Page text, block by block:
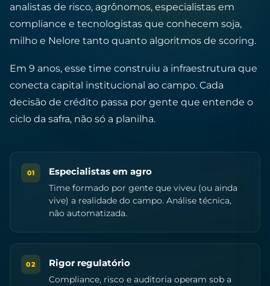
analistas de risco, agrônomos, especialistas em
compliance e tecnologistas que conhecem soja,
milho e Nelore tanto quanto algoritmos de scoring.
Em 9 anos, esse time construiu a infraestrutura que
conecta capital institucional ao campo. Cada
decisão de crédito passa por gente que entende o
ciclo da safra, não só a planilha.
01 Especialistas em agro
Time formado por gente que viveu (ou ainda
vive) a realidade do campo. Análise técnica,
não automatizada.
02 Rigor regulatório
Compliance, risco e auditoria operam sob a